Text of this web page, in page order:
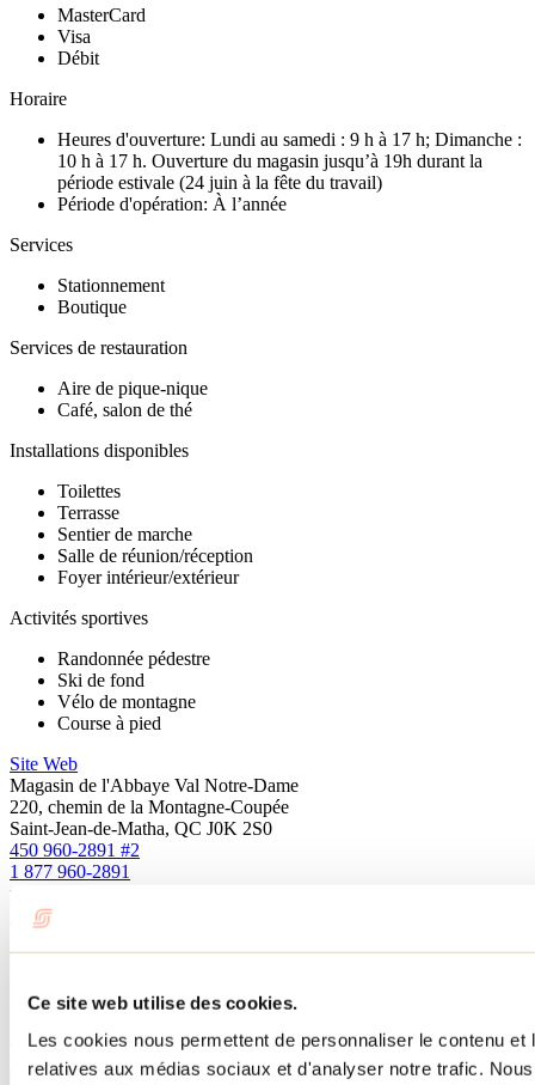
Ce site web utilise des cookies.
Les cookies nous permettent de personnaliser le contenu
relatives aux médias sociaux et d'analyser notre trafic.
MasterCard
Visa
Débit
Horaire
Heures d'ouverture: Lundi au samedi : 9 h à 17 h; Dimanche :
10 h à 17 h. Ouverture du magasin jusqu’à 19h durant la
période estivale (24 juin à la fête du travail)
Période d'opération: À l’année
Services
Stationnement
Boutique
Services de restauration
Aire de pique-nique
Café, salon de thé
Installations disponibles
Toilettes
Terrasse
Sentier de marche
Salle de réunion/réception
Foyer intérieur/extérieur
Activités sportives
Randonnée pédestre
Ski de fond
Vélo de montagne
Course à pied
Site Web
Magasin de l'Abbaye Val Notre-Dame
220, chemin de la Montagne-Coupée
Saint-Jean-de-Matha, QC J0K 2S0
450 960-2891 #2
1 877 960-2891
magasin.vnd@gmail.com
Facebook
Cet attrait fait partie de
Abbaye Val Notre-Dame
En savoir plus